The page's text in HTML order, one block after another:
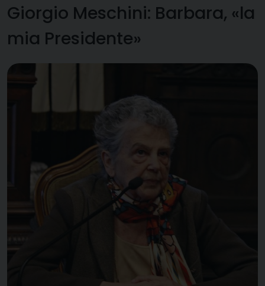
Giorgio Meschini: Barbara, «la
mia Presidente»